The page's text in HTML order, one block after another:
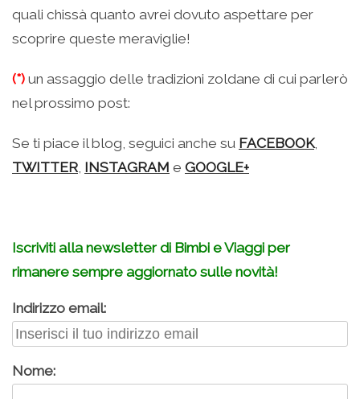
quali chissà quanto avrei dovuto aspettare per
scoprire queste meraviglie!
(*) un assaggio delle tradizioni zoldane di cui parlerò
nel prossimo post:
Se ti piace il blog, seguici anche su FACEBOOK,
TWITTER, INSTAGRAM e GOOGLE+
Iscriviti alla newsletter di Bimbi e Viaggi per
rimanere sempre aggiornato sulle novità!
Indirizzo email:
Nome: